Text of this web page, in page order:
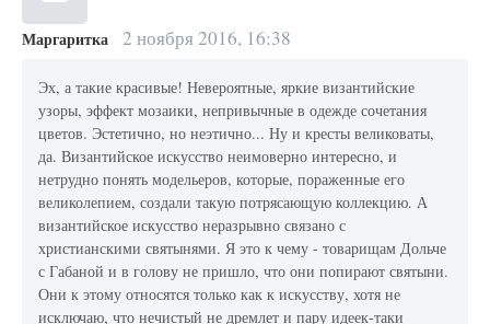
Маргаритка 2 ноября 2016, 16:38
Эх, а такие красивые! Невероятные, яркие византийские
узоры, эффект мозаики, непривычные в одежде сочетания
цветов. Эстетично, но неэтично... Ну и кресты великоваты,
да. Византийское искусство неимоверно интересно, и
нетрудно понять модельеров, которые, пораженные его
великолепием, создали такую потрясающую коллекцию. А
византийское искусство неразрывно связано с
христианскими святынями. Я это к чему - товарищам Дольче
с Габаной и в голову не пришло, что они попирают святыни.
Они к этому относятся только как к искусству, хотя не
исключаю, что нечистый не дремлет и пару идеек-таки